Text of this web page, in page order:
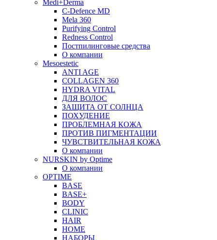
Medi+Derma
C-Defence MD
Mela 360
Purifying Control
Redness Control
Постпилинговые средства
О компании
Mesoestetic
ANTI AGE
COLLAGEN 360
HYDRA VITAL
ДЛЯ ВОЛОС
ЗАЩИТА ОТ СОЛНЦА
ПОХУДЕНИЕ
ПРОБЛЕМНАЯ КОЖА
ПРОТИВ ПИГМЕНТАЦИИ
ЧУВСТВИТЕЛЬНАЯ КОЖА
О компании
NURSKIN by Optime
О компании
OPTIME
BASE
BASE+
BODY
CLINIC
HAIR
HOME
НАБОРЫ